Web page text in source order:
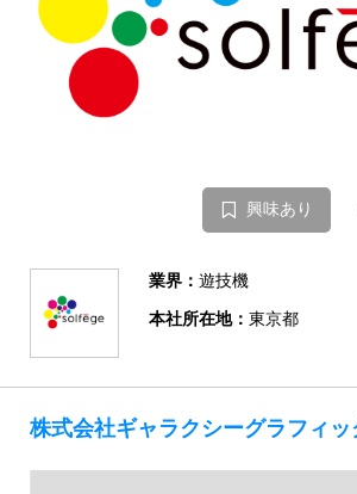
興味あり
業界： 遊技機
本社所在地： 東京都
株式会社ギャラクシーグラフィッ